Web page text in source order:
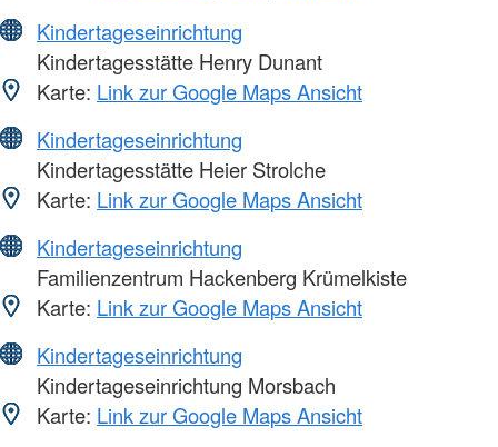
Kindertageseinrichtung
Kindertagesstätte Henry Dunant
Karte: Link zur Google Maps Ansicht
Kindertageseinrichtung
Kindertagesstätte Heier Strolche
Karte: Link zur Google Maps Ansicht
Kindertageseinrichtung
Familienzentrum Hackenberg Krümelkiste
Karte: Link zur Google Maps Ansicht
Kindertageseinrichtung
Kindertageseinrichtung Morsbach
Karte: Link zur Google Maps Ansicht